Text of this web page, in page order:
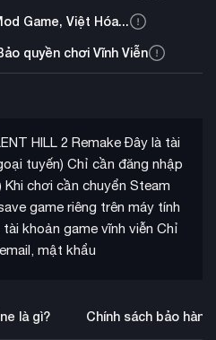
Game, Việt Hóa...
quyền chơi Vĩnh Viễn
HILL 2 Remake Đây là tài
tuyến) Chỉ cần đăng nhập
chơi cần chuyển Steam
game riêng trên máy tính
khoản game vĩnh viễn Chỉ
mật khẩu
là gì? Chính sách bảo hành